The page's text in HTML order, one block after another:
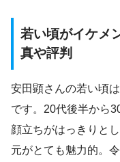
若い頃がイケメ
真や評判
安田顕さんの若い頃
です。20代後半から
顔立ちがはっきりと
元がとても魅力的。